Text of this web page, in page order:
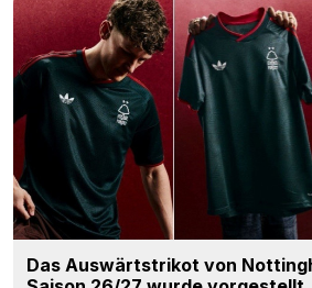
Das Auswärtstrikot von